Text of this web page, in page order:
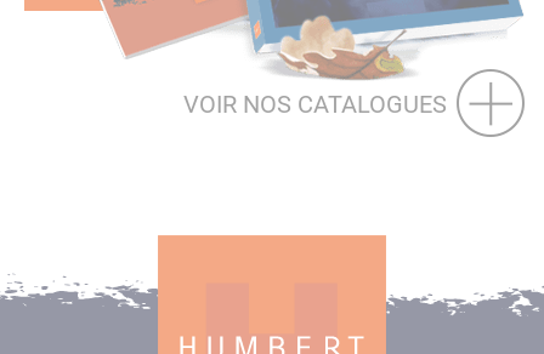
VOIR NOS CATALOGUES